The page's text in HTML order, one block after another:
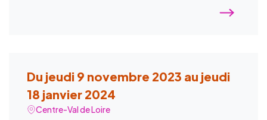
Du jeudi 9 novembre 2023 au jeudi
18 janvier 2024
Centre-Val de Loire